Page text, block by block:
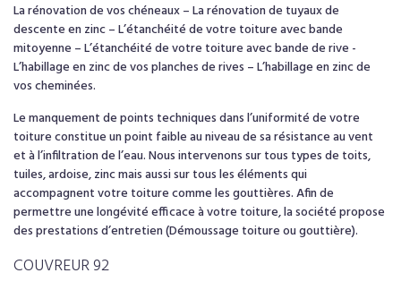
La rénovation de vos chéneaux – La rénovation de tuyaux de
descente en zinc – L’étanchéité de votre toiture avec bande
mitoyenne – L’étanchéité de votre toiture avec bande de rive -
L’habillage en zinc de vos planches de rives – L’habillage en zinc de
vos cheminées.
Le manquement de points techniques dans l’uniformité de votre
toiture constitue un point faible au niveau de sa résistance au vent
et à l’infiltration de l’eau. Nous intervenons sur tous types de toits,
tuiles, ardoise, zinc mais aussi sur tous les éléments qui
accompagnent votre toiture comme les gouttières. Afin de
permettre une longévité efficace à votre toiture, la société propose
des prestations d’entretien (Démoussage toiture ou gouttière).
COUVREUR 92